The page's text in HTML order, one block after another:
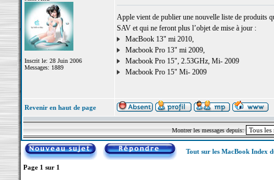
Inscrit le: 28 Juin 2006
Messages: 1889
Apple vient de publier une nouvelle liste de produits
SAV et qui ne feront plus l’objet de mise à jour :
MacBook 13" mi 2010,
Macbook Pro 13" mi 2009,
Macbook Pro 15", 2.53GHz, Mi- 2009
Macbook Pro 15" Mi- 2009
Revenir en haut de page
Montrer les messages depuis:
Tout sur les MacBook Index
Page 1 sur 1